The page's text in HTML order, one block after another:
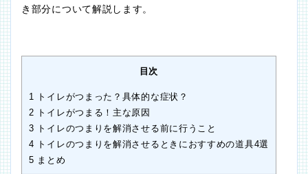
き部分について解説します。
目次
1
トイレがつまった？具体的な症状？
2 トイレがつまる！主な原因
3 トイレのつまりを解消させる前に行うこと
4 トイレのつまりを解消させるときにおすすめの道具4選
5 まとめ